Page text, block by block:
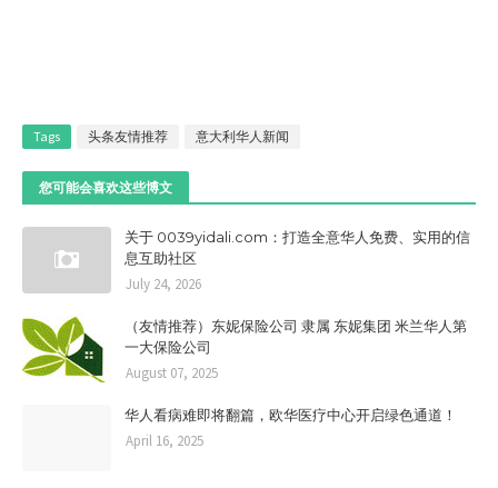
Tags 头条友情推荐 意大利华人新闻
您可能会喜欢这些博文
关于 0039yidali.com：打造全意华人免费、实用的信
息互助社区
July 24, 2026
（友情推荐）东妮保险公司 隶属 东妮集团 米兰华人第
一大保险公司
August 07, 2025
华人看病难即将翻篇，欧华医疗中心开启绿色通道！
April 16, 2025